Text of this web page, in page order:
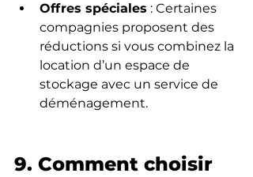
Offres spéciales : Certaines
compagnies proposent des
réductions si vous combinez la
location d’un espace de
stockage avec un service de
déménagement.
9. Comment choisir